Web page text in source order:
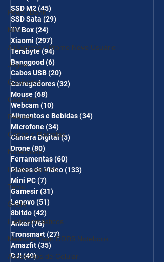
Power Bank
Mifa
AliExpress - Promo Novo Usuário
Jogos
Gabinetes
Cadeiras
Realme
Copos e Garrafas
Notebooks
Fontes para PC
Temu
Shein
Eletrodomésticos
Memória Ram DDR5 Notebook
Acessórios de Celular
SSD M2(45)
SSD Sata (29)
TV Box(24)
Xiaomi (297)
Terabyte(94)94 posts
Banggood (6)
Cabos USB(20)
Carregadores(32)
Mouse(68)
Webcam(10)
Alimentos e Bebidas(34)
Microfone(34)
Câmera Digital(5)
Drone(80)
Ferramentas(60)
Placas de Vídeo(133)
Mini PC(7)
Gamesir(31)
Lenovo(51)
8bitdo(42)
Anker(76)76 posts
Tronsmart(27)
Amazfit(35)
DJI(40)40 posts